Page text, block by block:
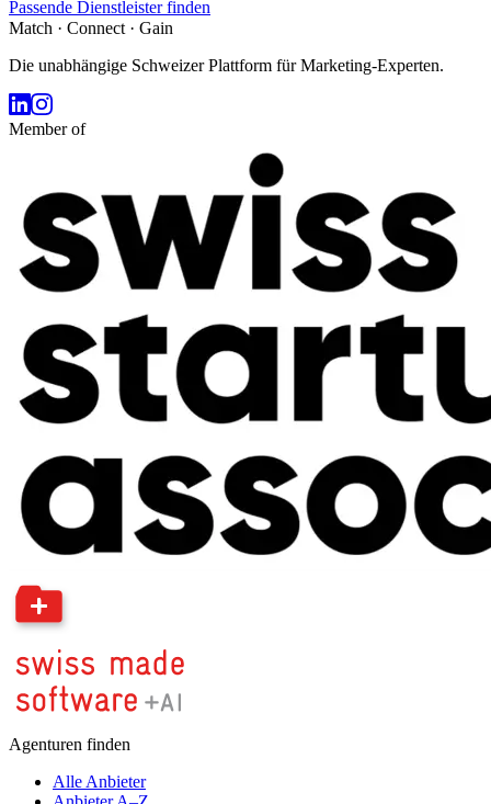
Passende Dienstleister finden
Match · Connect · Gain
Die unabhängige Schweizer Plattform für Marketing-Experten.
Member of
Agenturen finden
Alle Anbieter